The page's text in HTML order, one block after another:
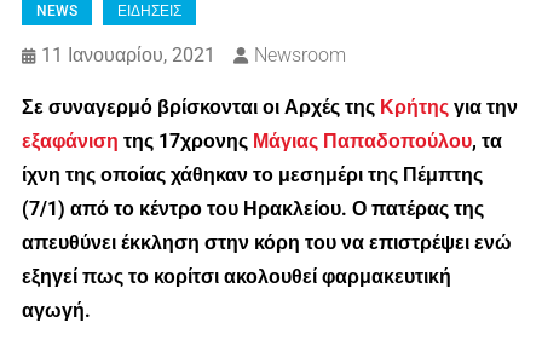
NEWS ΕΙΔΗΣΕΙΣ
11 Ιανουαρίου, 2021 Newsroom
Σε συναγερμό βρίσκονται οι Αρχές της Κρήτηςγια την
εξαφάνιση της 17χρονης Μάγιας Παπαδοπούλου, τα
ίχνη της οποίας χάθηκαν το μεσημέρι της Πέμπτης
(7/1) από το κέντρο του Ηρακλείου. Ο πατέρας της
απευθύνει έκκληση στην κόρη του να επιστρέψει ενώ
εξηγεί πως το κορίτσι ακολουθεί φαρμακευτική
αγωγή.